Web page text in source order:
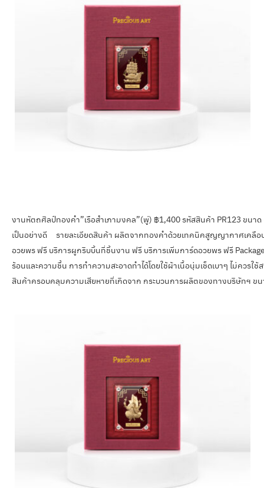
งานหัตถศิลป์ทองคำ”เรือสำเภามงคล”(พู่) ฿1,400 รหัสสินค้า PR123 ขนา
เป็นอย่างดี รายละเอียดสินค้า ผลิตจากทองคำด้วยเทคนิคสูญญากาศเคลือ
อวยพร ฟรี บริการผูกริบบิ้นที่ชิ้นงาน ฟรี บริการเพิ่มการ์ดอวยพร ฟรี
ร้อนและความชื้น การทำความสะอาดทำได้โดยใช้ผ้าเนื้อนุ่มเช็ดเบาๆ ไม่ควร
สินค้าครอบคลุมความเสียหายที่เกิดจาก กระบวนการผลิตของทางบริษัทฯ ข